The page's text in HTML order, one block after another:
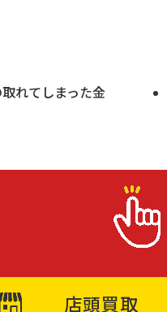
れてしまった金
店頭買取